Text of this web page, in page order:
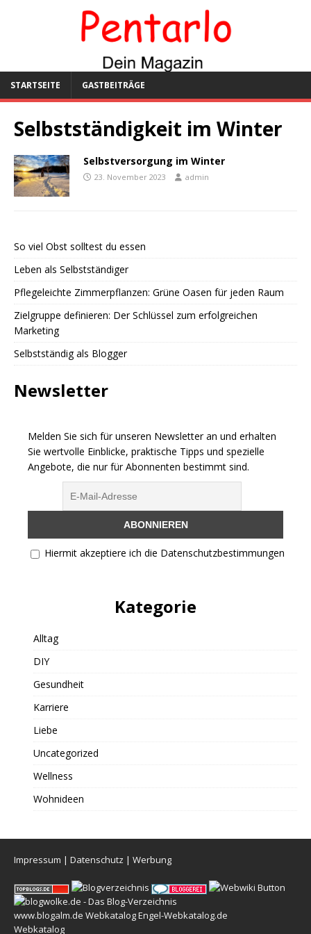
STARTSEITE GASTBEITRÄGE
Selbstständigkeit im Winter
Selbstversorgung im Winter
23. November 2023 admin
So viel Obst solltest du essen
Leben als Selbstständiger
Pflegeleichte Zimmerpflanzen: Grüne Oasen für jeden Raum
Zielgruppe definieren: Der Schlüssel zum erfolgreichen
Marketing
Selbstständig als Blogger
Newsletter
Melden Sie sich für unseren Newsletter an und erhalten
Sie wertvolle Einblicke, praktische Tipps und spezielle
Angebote, die nur für Abonnenten bestimmt sind.
Hiermit akzeptiere ich die Datenschutzbestimmungen
Kategorie
Alltag
DIY
Gesundheit
Karriere
Liebe
Uncategorized
Wellness
Wohnideen
Impressum | Datenschutz | Werbung
www.blogalm.de WebkatalogEngel-Webkatalog.de
Webkatalog